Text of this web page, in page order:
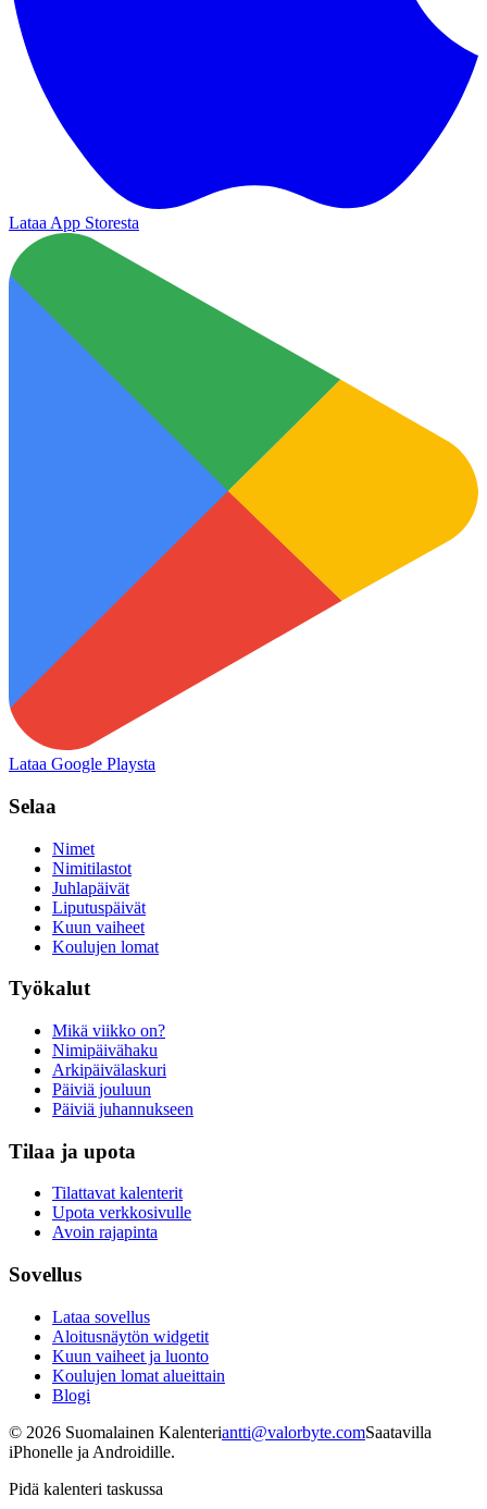
Lataa App Storesta
Lataa Google Playsta
Selaa
Nimet
Nimitilastot
Juhlapäivät
Liputuspäivät
Kuun vaiheet
Koulujen lomat
Työkalut
Mikä viikko on?
Nimipäivähaku
Arkipäivälaskuri
Päiviä jouluun
Päiviä juhannukseen
Tilaa ja upota
Tilattavat kalenterit
Upota verkkosivulle
Avoin rajapinta
Sovellus
Lataa sovellus
Aloitusnäytön widgetit
Kuun vaiheet ja luonto
Koulujen lomat alueittain
Blogi
© 2026 Suomalainen Kalenteriantti@valorbyte.comSaatavilla
iPhonelle ja Androidille.
Pidä kalenteri taskussa